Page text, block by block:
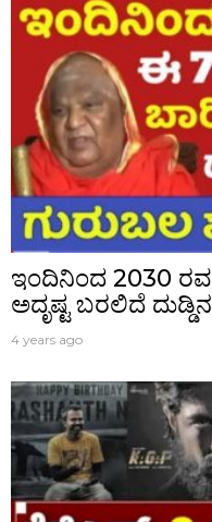
ಇಂದಿನಿಂದ 2030
ಅದೃಷ್ಟ ಬರಲಿದೆ
4 years ago